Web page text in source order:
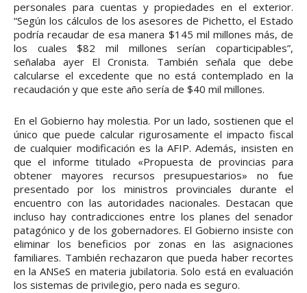
personales para cuentas y propiedades en el exterior.
“Según los cálculos de los asesores de Pichetto, el Estado
podría recaudar de esa manera $145 mil millones más, de
los cuales $82 mil millones serían coparticipables”,
señalaba ayer El Cronista. También señala que debe
calcularse el excedente que no está contemplado en la
recaudación y que este año sería de $40 mil millones.
En el Gobierno hay molestia. Por un lado, sostienen que el
único que puede calcular rigurosamente el impacto fiscal
de cualquier modificación es la AFIP. Además, insisten en
que el informe titulado «Propuesta de provincias para
obtener mayores recursos presupuestarios» no fue
presentado por los ministros provinciales durante el
encuentro con las autoridades nacionales. Destacan que
incluso hay contradicciones entre los planes del senador
patagónico y de los gobernadores. El Gobierno insiste con
eliminar los beneficios por zonas en las asignaciones
familiares. También rechazaron que pueda haber recortes
en la ANSeS en materia jubilatoria. Solo está en evaluación
los sistemas de privilegio, pero nada es seguro.